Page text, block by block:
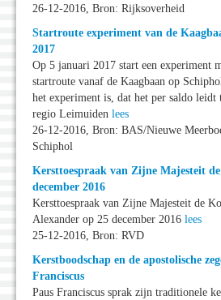
26-12-2016, Bron: Rijksoverheid
Startroute experiment van de
2017
Op 5 januari 2017 start een experiment
startroute vanaf de Kaagbaan op
het experiment is, dat het per saldo
regio Leimuiden lees
26-12-2016, Bron: BAS/Nieuwe
Schiphol
Kersttoespraak van Zijne Majesteit
december 2016
Kersttoespraak van Zijne Majesteit de
Alexander op 25 december 2016 lees
25-12-2016, Bron: RVD
Kerstboodschap en de apostolische
Franciscus
Paus Franciscus sprak zijn traditionele